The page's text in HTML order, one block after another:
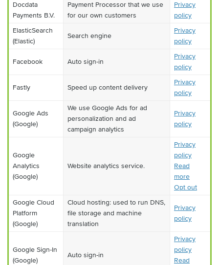
Docdata
Payments B.V.
Payment Processor that we use
for our own customers
Privacy
policy
ElasticSearch
(Elastic)
Search engine
Privacy
policy
Facebook Auto sign-in
Privacy
policy
Fastly Speed up content delivery
Privacy
policy
Google Ads
(Google)
We use Google Ads for ad
personalization and ad
campaign analytics
Privacy
policy
Google
Analytics
(Google)
Website analytics service.
Privacy
policy
Read
more
Opt out
Google Cloud
Platform
(Google)
Cloud hosting: used to run DNS,
file storage and machine
translation
Privacy
policy
Google Sign-In
(Google)
Auto sign-in
Privacy
policy
Read